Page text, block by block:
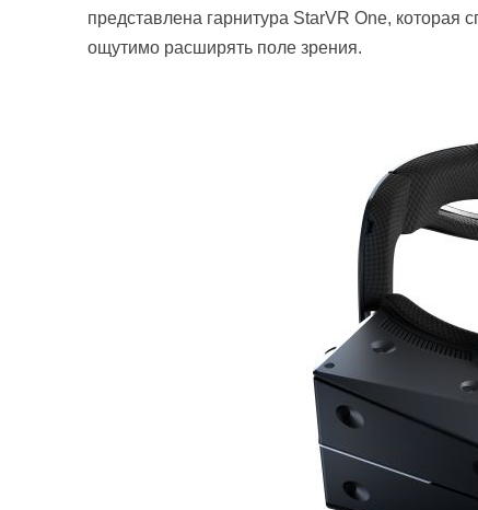
представлена гарнитура StarVR One, которая
ощутимо расширять поле зрения.